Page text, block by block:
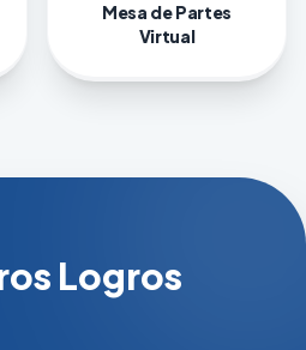
Mesa de Partes
Virtual
Logros